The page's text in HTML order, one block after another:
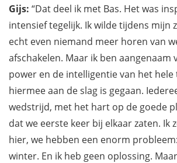
Gijs: “Dat deel ik met Bas. Het was
intensief tegelijk. Ik wilde tijdens mijn
echt even niemand meer horen van
afschakelen. Maar ik ben aangenaam
power en de intelligentie van het hele
hiermee aan de slag is gegaan.
wedstrijd, met het hart op de goede
dat we eerste keer bij elkaar zaten. Ik
hier, we hebben een enorm
winter. En ik heb geen oplossing.